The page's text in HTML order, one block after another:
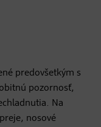
predovšetkým s
pozornosť,
Na
nosové